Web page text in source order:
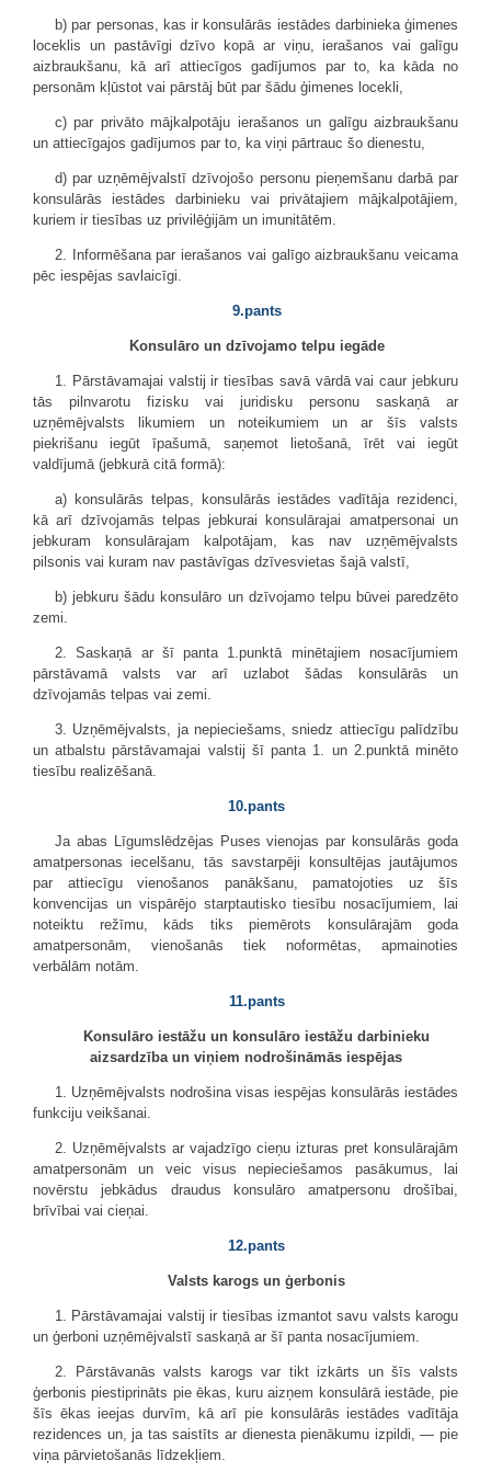
b) par personas, kas ir konsulārās iestādes darbinieka ģimenes
loceklis un pastāvīgi dzīvo kopā ar viņu, ierašanos vai galīgu
aizbraukšanu, kā arī attiecīgos gadījumos par to, ka kāda no
personām kļūstot vai pārstāj būt par šādu ģimenes locekli,
c) par privāto mājkalpotāju ierašanos un galīgu aizbraukšanu
un attiecīgajos gadījumos par to, ka viņi pārtrauc šo dienestu,
d) par uzņēmējvalstī dzīvojošo personu pieņemšanu darbā par
konsulārās iestādes darbinieku vai privātajiem mājkalpotājiem,
kuriem ir tiesības uz privilēģijām un imunitātēm.
2. Informēšana par ierašanos vai galīgo aizbraukšanu veicama
pēc iespējas savlaicīgi.
9.pants
Konsulāro un dzīvojamo telpu iegāde
1. Pārstāvamajai valstij ir tiesības savā vārdā vai caur jebkuru
tās pilnvarotu fizisku vai juridisku personu saskaņā ar
uzņēmējvalsts likumiem un noteikumiem un ar šīs valsts
piekrišanu iegūt īpašumā, saņemot lietošanā, īrēt vai iegūt
valdījumā (jebkurā citā formā):
a) konsulārās telpas, konsulārās iestādes vadītāja rezidenci,
kā arī dzīvojamās telpas jebkurai konsulārajai amatpersonai un
jebkuram konsulārajam kalpotājam, kas nav uzņēmējvalsts
pilsonis vai kuram nav pastāvīgas dzīvesvietas šajā valstī,
b) jebkuru šādu konsulāro un dzīvojamo telpu būvei paredzēto
zemi.
2. Saskaņā ar šī panta 1.punktā minētajiem nosacījumiem
pārstāvamā valsts var arī uzlabot šādas konsulārās un
dzīvojamās telpas vai zemi.
3. Uzņēmējvalsts, ja nepieciešams, sniedz attiecīgu palīdzību
un atbalstu pārstāvamajai valstij šī panta 1. un 2.punktā minēto
tiesību realizēšanā.
10.pants
Ja abas Līgumslēdzējas Puses vienojas par konsulārās goda
amatpersonas iecelšanu, tās savstarpēji konsultējas jautājumos
par attiecīgu vienošanos panākšanu, pamatojoties uz šīs
konvencijas un vispārējo starptautisko tiesību nosacījumiem, lai
noteiktu režīmu, kāds tiks piemērots konsulārajām goda
amatpersonām, vienošanās tiek noformētas, apmainoties
verbālām notām.
11.pants
Konsulāro iestāžu un konsulāro iestāžu darbinieku
aizsardzība un viņiem nodrošināmās iespējas
1. Uzņēmējvalsts nodrošina visas iespējas konsulārās iestādes
funkciju veikšanai.
2. Uzņēmējvalsts ar vajadzīgo cieņu izturas pret konsulārajām
amatpersonām un veic visus nepieciešamos pasākumus, lai
novērstu jebkādus draudus konsulāro amatpersonu drošībai,
brīvībai vai cieņai.
12.pants
Valsts karogs un ģerbonis
1. Pārstāvamajai valstij ir tiesības izmantot savu valsts karogu
un ģerboni uzņēmējvalstī saskaņā ar šī panta nosacījumiem.
2. Pārstāvanās valsts karogs var tikt izkārts un šīs valsts
ģerbonis piestiprināts pie ēkas, kuru aizņem konsulārā iestāde, pie
šīs ēkas ieejas durvīm, kā arī pie konsulārās iestādes vadītāja
rezidences un, ja tas saistīts ar dienesta pienākumu izpildi, — pie
viņa pārvietošanās līdzekļiem.